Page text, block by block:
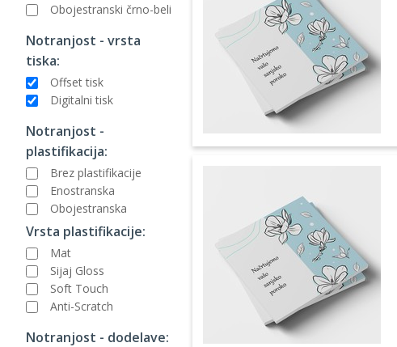
Obojestranski črno-beli
Notranjost - vrsta
tiska:
Offset tisk
Digitalni tisk
Notranjost -
plastifikacija:
Brez plastifikacije
Enostranska
Obojestranska
Vrsta plastifikacije:
Mat
Sijaj Gloss
Soft Touch
Anti-Scratch
Notranjost - dodelave: